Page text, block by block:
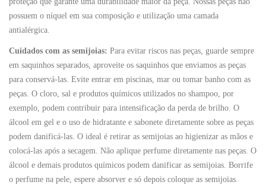
possuem o níquel em sua composição e utilização uma camada
antialérgica.
Cuidados com as semijoias: Para evitar riscos nas peças, guarde sempre
em saquinhos separados, aproveite os saquinhos que enviamos as peças
para conservá-las. Evite entrar em piscinas, mar ou tomar banho com as
peças. O cloro, sal e produtos químicos utilizados no shampoo, por
exemplo, podem contribuir para intensificação da perda de brilho. O
álcool em gel e o uso de hidratante e sabonete diretamente sobre as peças
podem danificá-las. O ideal é retirar as semijoias ao higienizar as mãos e
colocá-las após a secagem. Não aplique perfume diretamente nas peças. O
álcool e demais produtos químicos podem danificar as semijoias. Borrife
o perfume na pele, espere absorver e só depois coloque as semijoias.